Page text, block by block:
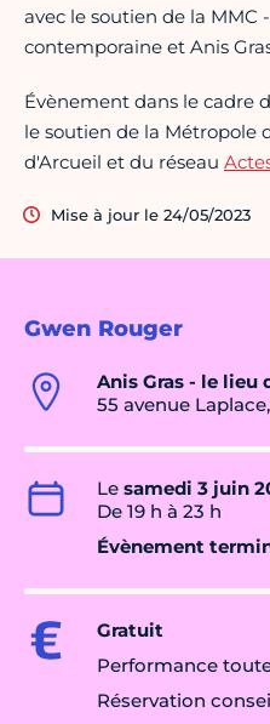
Gwen Rouger
Anis Gras - le lieu
55 avenue
Le samedi 3 juin
De 19 h à 23 h
Évènement
Gratuit
Performance
Réservation
avec le soutien de la MMC
contemporaine et Anis
Évènement dans le cadre
le soutien de la Métropole
d'Arcueil et du réseau
Mise à jour le 24/05/2023